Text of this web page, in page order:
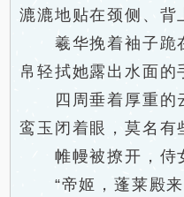
漉漉地贴在颈侧、背
羲华挽着袖子跪
帛轻拭她露出水面的
四周垂着厚重的
鸾玉闭着眼，莫名有
帷幔被撩开，侍女
“帝姬，蓬莱殿来